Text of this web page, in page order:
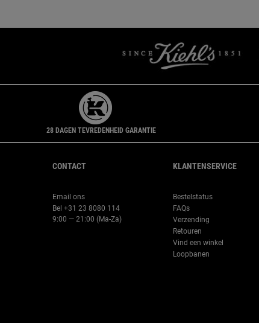
28 DAGEN TEVREDENHEID GARANTIE
CONTACT
Email ons
Bel +31 23 8080 114
9:00 — 21:00 (Ma-Za)
KLANTENSERVICE
Bestelstatus
FAQs
Verzending
Retouren
Vind een winkel
Loopbanen